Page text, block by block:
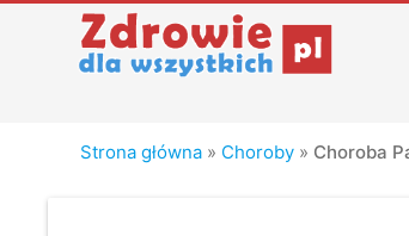
Strona główna » Choroby » Choroba